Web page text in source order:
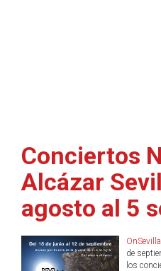
Conciertos
Alcázar
agosto al 5
OnSevilla
de
los